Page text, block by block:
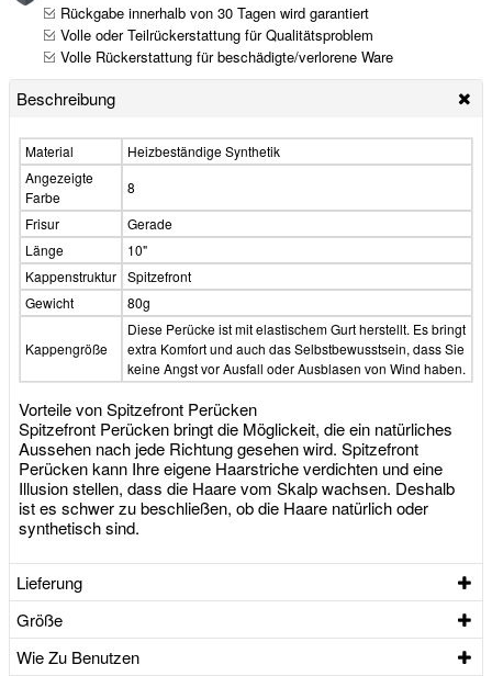
Rückgabe innerhalb von 30 Tagen wird garantiert
Volle oder Teilrückerstattung für Qualitätsproblem
Volle Rückerstattung für beschädigte/verlorene Ware
Beschreibung
Material
Heizbeständige Synthetik
Angezeigte
Farbe
8
Frisur
Gerade
Länge
10"
Kappenstruktur Spitzefront
Gewicht
80g
Kappengröße
Diese Perücke ist mit elastischem Gurt herstellt. Es bringt
extra Komfort und auch das Selbstbewusstsein, dass Sie
keine Angst vor Ausfall oder Ausblasen von Wind haben.
Vorteile von Spitzefront Perücken
Spitzefront Perücken bringt die Möglickeit, die ein natürliches
Aussehen nach jede Richtung gesehen wird. Spitzefront
Perücken kann Ihre eigene Haarstriche verdichten und eine
Illusion stellen, dass die Haare vom Skalp wachsen. Deshalb
ist es schwer zu beschließen, ob die Haare natürlich oder
synthetisch sind.
Lieferung
Größe
Wie Zu Benutzen